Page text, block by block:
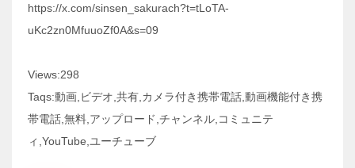
https://x.com/sinsen_sakurach?t=tLoTA-
uKc2zn0MfuuoZf0A&s=09
Views:298
Taqs:動画,ビデオ,共有,カメラ付き携帯電話,動画機能付き携
帯電話,無料,アップロード,チャンネル,コミュニテ
ィ,YouTube,ユーチューブ